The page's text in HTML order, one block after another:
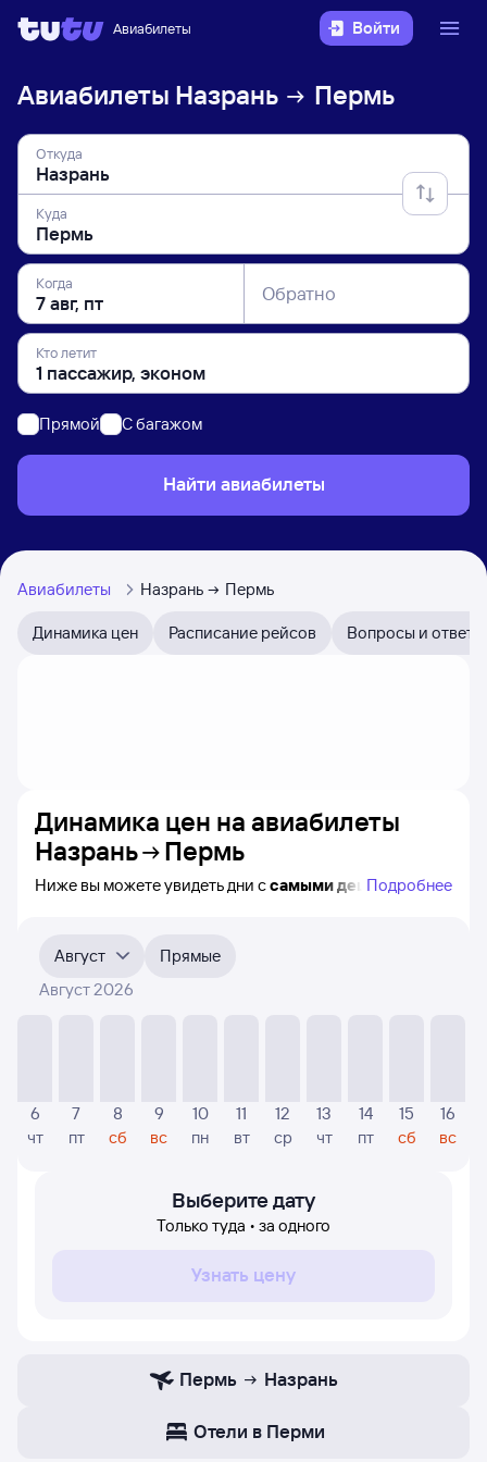
Авиабилеты Войти
Авиабилеты Назрань Пермь
Откуда
Куда
Когда Обратно
Кто летит
Прямой C багажом
Найти авиабилеты
Авиабилеты Назрань Пермь
Динамика цен Расписание рейсов Вопросы и ответы
Динамика цен на авиабилеты
Назрань
Пермь
Ниже вы можете увидеть дни ссамыми дешёвыми
Выберите дату, перейдите по клику к поиску билетов
на самолёт и просмотру
Если никто не искал авиабилетов по маршруту
Назрань — Пермь, то цены могут отсутствовать
частично или полностью. В этом случае заполните
Подробнее
Август
Прямые
Август 2026
6
чт
7
пт
8
сб
9
вс
10
пн
11
вт
12
ср
13
чт
14
пт
15
сб
16
вс
Выберите дату
Только туда • за одного
Узнать цену
Пермь Назрань
Отели в Перми